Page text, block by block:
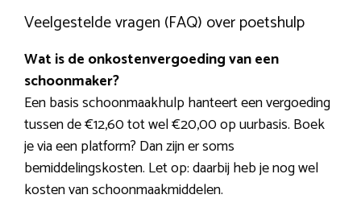
Veelgestelde vragen (FAQ) over poetshulp
Wat is de onkostenvergoeding van een
schoonmaker?
Een basis schoonmaakhulp hanteert een vergoeding
tussen de €12,60 tot wel €20,00 op uurbasis. Boek
je via een platform? Dan zijn er soms
bemiddelingskosten. Let op: daarbij heb je nog wel
kosten van schoonmaakmiddelen.